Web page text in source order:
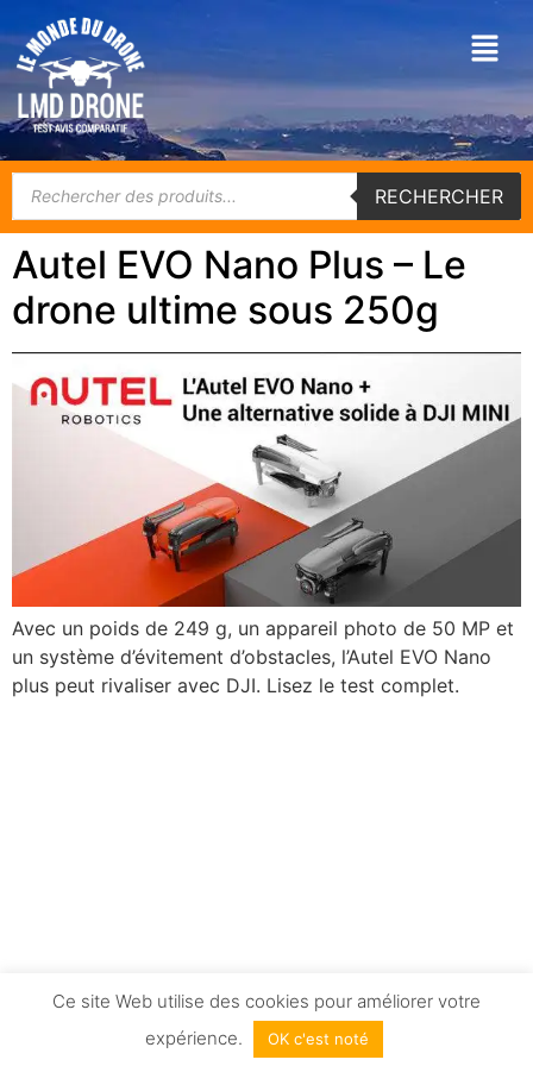
RECHERCHER
Autel EVO Nano Plus – Le
drone ultime sous 250g
Avec un poids de 249 g, un appareil photo de 50 MP et
un système d’évitement d’obstacles, l’Autel EVO Nano
plus peut rivaliser avec DJI. Lisez le test complet.
Ce site Web utilise des cookies pour améliorer votre
expérience.
OK c'est noté